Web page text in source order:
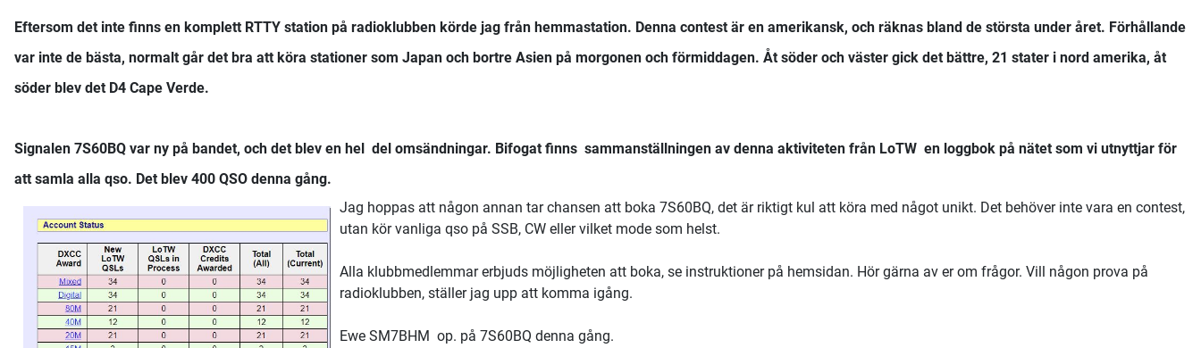
Eftersom det inte finns en komplett RTTY station på radioklubben körde jag från hemmastation. Denna contest är en amerikansk, och räknas bland de största under året. Förhållande
var inte de bästa, normalt går det bra att köra stationer som Japan och bortre Asien på morgonen och förmiddagen. Åt söder och väster gick det bättre, 21 stater i nord amerika, åt
söder blev det D4 Cape Verde.
Signalen 7S60BQ var ny på bandet, och det blev en hel del omsändningar. Bifogat finns sammanställningen av denna aktiviteten från LoTW en loggbok på nätet som vi utnyttjar för
att samla alla qso. Det blev 400 QSO denna gång.
Jag hoppas att någon annan tar chansen att boka 7S60BQ, det är riktigt kul att köra med något unikt. Det behöver inte vara en contest,
utan kör vanliga qso på SSB, CW eller vilket mode som helst.
Alla klubbmedlemmar erbjuds möjligheten att boka, se instruktioner på hemsidan. Hör gärna av er om frågor. Vill någon prova på
radioklubben, ställer jag upp att komma igång.
Ewe SM7BHM op. på 7S60BQ denna gång.